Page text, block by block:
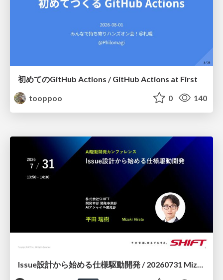
初めてのGitHub Actions / GitHub Actions at First
tooppoo
0 140
Issue設計から始める仕様駆動開発 / 20260731 Mizuki Hirata